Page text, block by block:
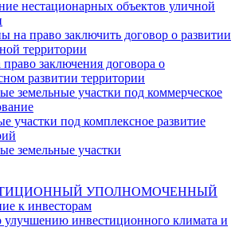
нестационарных объектов уличной
на право заключить договор о развитии
территории
заключения договора о
развитии территории
земельные участки под коммерческое
участки под комплексное развитие
земельные участки
УПОЛНОМОЧЕННЫЙ
к инвесторам
улучшению инвестиционного климата и